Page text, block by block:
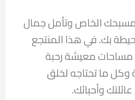
الخاص وتأمل جمال
بك. في هذا المنتجع
مساحات معيشة رحبة
وكل ما تحتاجه لخلق
وأحبائك.